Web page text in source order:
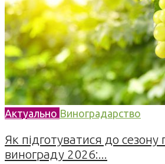
Актуально Виноградарство
Як підготуватися до
винограду 2026:...